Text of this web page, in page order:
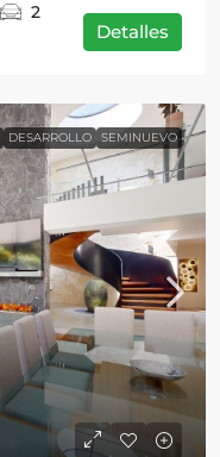
2
Detalles
DESARROLLO SEMINUEVO